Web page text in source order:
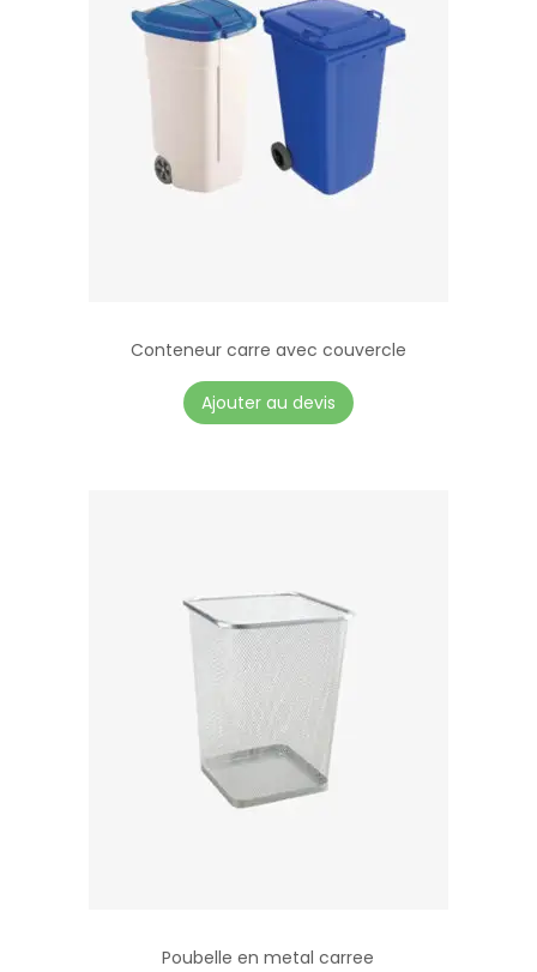
Conteneur carre avec couvercle
Ajouter au devis
Poubelle en metal carree